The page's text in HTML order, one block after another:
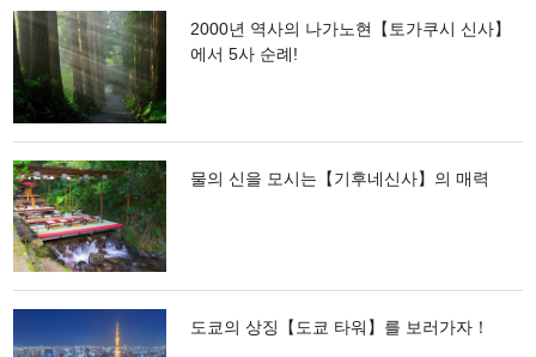
2000년 역사의 나가노현【토가쿠시 신사】
에서 5사 순례!
물의 신을 모시는【기후네신사】의 매력
도쿄의 상징【도쿄 타워】를 보러가자！